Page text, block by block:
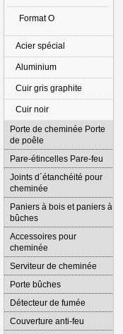
Format O
Acier spécial
Aluminium
Cuir gris graphite
Cuir noir
Porte de cheminée Porte
de poêle
Pare-étincelles Pare-feu
Joints d´étanchéité pour
cheminée
Paniers à bois et paniers à
bûches
Accessoires pour
cheminée
Serviteur de cheminée
Porte bûches
Détecteur de fumée
Couverture anti-feu